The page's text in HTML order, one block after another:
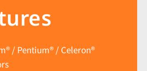
/ Pentium® / Celeron®